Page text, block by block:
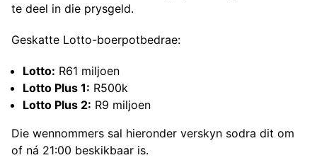
te deel in die prysgeld.
Geskatte Lotto-boerpotbedrae:
Lotto: R61 miljoen
Lotto Plus 1: R500k
Lotto Plus 2: R9 miljoen
Die wennommers sal hieronder verskyn sodra dit om
of ná 21:00 beskikbaar is.